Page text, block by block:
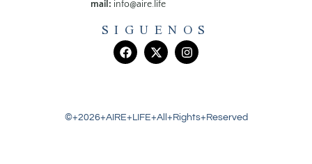
mail: info@aire.life
SIGUENOS
©+2026+AIRE+LIFE+All+Rights+Reserved